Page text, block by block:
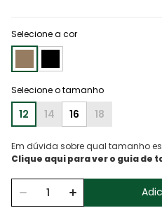
Selecione a cor
12 14 16 18
Em dúvida sobre qual tamanho